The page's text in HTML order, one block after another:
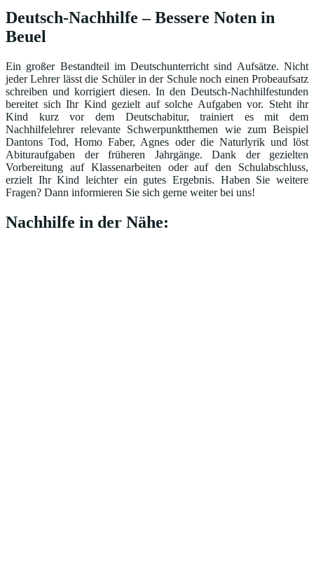
Deutsch-Nachhilfe – Bessere Noten in
Beuel
Ein großer Bestandteil im Deutschunterricht sind Aufsätze. Nicht
jeder Lehrer lässt die Schüler in der Schule noch einen Probeaufsatz
schreiben und korrigiert diesen. In den Deutsch-Nachhilfestunden
bereitet sich Ihr Kind gezielt auf solche Aufgaben vor. Steht ihr
Kind kurz vor dem Deutschabitur, trainiert es mit dem
Nachhilfelehrer relevante Schwerpunktthemen wie zum Beispiel
Dantons Tod, Homo Faber, Agnes oder die Naturlyrik und löst
Abituraufgaben der früheren Jahrgänge. Dank der gezielten
Vorbereitung auf Klassenarbeiten oder auf den Schulabschluss,
erzielt Ihr Kind leichter ein gutes Ergebnis. Haben Sie weitere
Fragen? Dann informieren Sie sich gerne weiter bei uns!
Nachhilfe in der Nähe: